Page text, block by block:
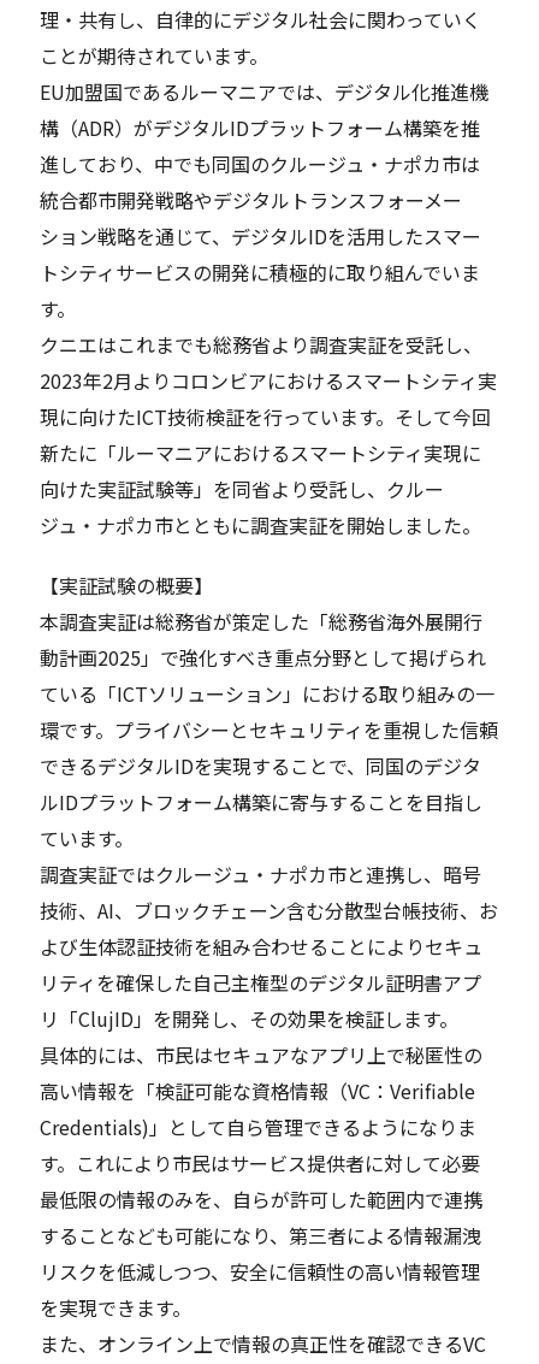
理・共有し、自律的にデジタル社会に関わっていく
ことが期待されています。
EU加盟国であるルーマニアでは、デジタル化推進機
構（ADR）がデジタルIDプラットフォーム構築を推
進しており、中でも同国のクルージュ・ナポカ市は
統合都市開発戦略やデジタルトランスフォーメー
ション戦略を通じて、デジタルIDを活用したスマー
トシティサービスの開発に積極的に取り組んでいま
す。
クニエはこれまでも総務省より調査実証を受託し、
2023年2月よりコロンビアにおけるスマートシティ実
現に向けたICT技術検証を行っています。そして今回
新たに「ルーマニアにおけるスマートシティ実現に
向けた実証試験等」を同省より受託し、クルー
ジュ・ナポカ市とともに調査実証を開始しました。
【実証試験の概要】
本調査実証は総務省が策定した「総務省海外展開行
動計画2025」で強化すべき重点分野として掲げられ
ている「ICTソリューション」における取り組みの一
環です。プライバシーとセキュリティを重視した信頼
できるデジタルIDを実現することで、同国のデジタ
ルIDプラットフォーム構築に寄与することを目指し
ています。
調査実証ではクルージュ・ナポカ市と連携し、暗号
技術、AI、ブロックチェーン含む分散型台帳技術、お
よび生体認証技術を組み合わせることによりセキュ
リティを確保した自己主権型のデジタル証明書アプ
リ「ClujID」を開発し、その効果を検証します。
具体的には、市民はセキュアなアプリ上で秘匿性の
高い情報を「検証可能な資格情報（VC：Verifiable
Credentials)」として自ら管理できるようになりま
す。これにより市民はサービス提供者に対して必要
最低限の情報のみを、自らが許可した範囲内で連携
することなども可能になり、第三者による情報漏洩
リスクを低減しつつ、安全に信頼性の高い情報管理
を実現できます。
また、オンライン上で情報の真正性を確認できるVC